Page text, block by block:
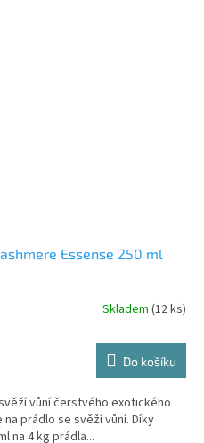
Essense 250 ml
Skladem(12 ks)
Do košíku
vůní čerstvého exotického
na prádlo se svěží vůní. Díky
na 4 kg prádla...